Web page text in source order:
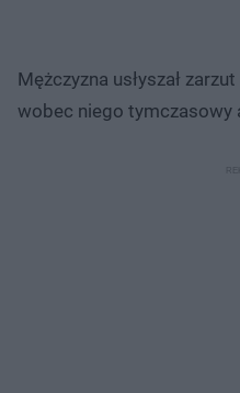
Mężczyzna usłyszał
wobec niego tymczasowy